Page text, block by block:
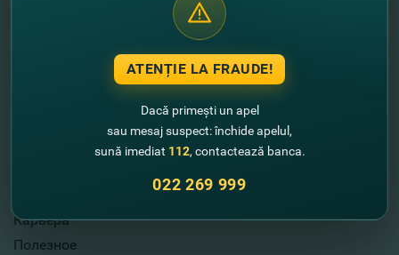
Полезная информация
Опубликование информации
Карьера
Полезное
ATENȚIE LA FRAUDE!
Dacă primești un apel
sau mesaj suspect: închide apelul,
sună imediat 112, contactează banca.
022 269 999